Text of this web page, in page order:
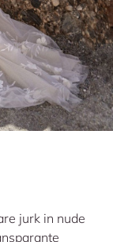
jurk in nude